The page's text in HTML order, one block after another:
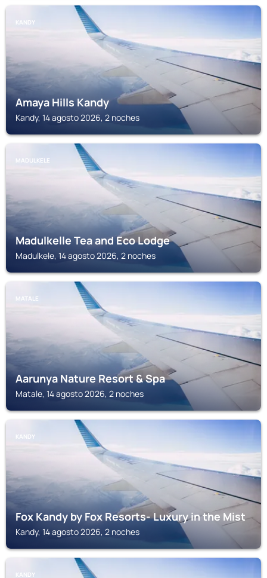
KANDY
Amaya Hills Kandy
Kandy, 14 agosto 2026, 2 noches
MADULKELE
Madulkelle Tea and Eco Lodge
Madulkele, 14 agosto 2026, 2 noches
MATALE
Aarunya Nature Resort & Spa
Matale, 14 agosto 2026, 2 noches
KANDY
Fox Kandy by Fox Resorts- Luxury in the Mist
Kandy, 14 agosto 2026, 2 noches
KANDY